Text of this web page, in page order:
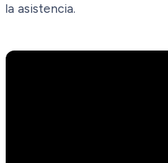
la asistencia.